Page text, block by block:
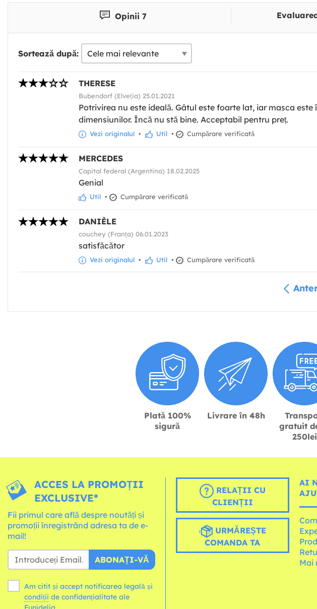
Opinii 7
Sortează după:
THERESE
Bubendorf (Elveția) 25.01.2021
Potrivirea nu este ideală. Gâtul este foarte lat, iar masca
dimensiunilor. Încă nu stă bine. Acceptabil pentru preț.
Vezi originalul • Util • Cumpărare verificată
MERCEDES
Capital federal (Argentina) 18.02.2025
Genial
Util • Cumpărare verificată
DANIÈLE
couchey (Franța) 06.01.2023
satisfăcător
Vezi originalul • Util • Cumpărare verificată
Plată 100%
sigură
Livrare în 48h
gratuit
250lei
ACCES LA PROMOȚII
EXCLUSIVE*
Fii primul care află despre noutăți și
promoții înregistrând adresa ta de e-
mail!
ABONAȚI-VĂ
Am citit și accept notificarea legală și
condiții
RELAȚII CU
CLIENȚII
URMĂREȘTE
COMANDA TA
AI
Mai